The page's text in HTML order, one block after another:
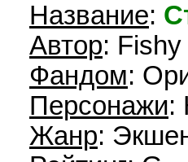
Название:
Автор: Fishy
Фандом:
Персонажи:
Жанр: